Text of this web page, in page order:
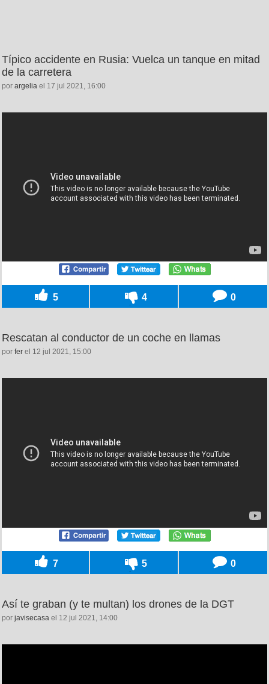
Típico accidente en Rusia: Vuelca un tanque en mitad
de la carretera
por argelia el 17 jul 2021, 16:00
5 4 0
Rescatan al conductor de un coche en llamas
por fer el 12 jul 2021, 15:00
7 5 0
Así te graban (y te multan) los drones de la DGT
por javisecasa el 12 jul 2021, 14:00